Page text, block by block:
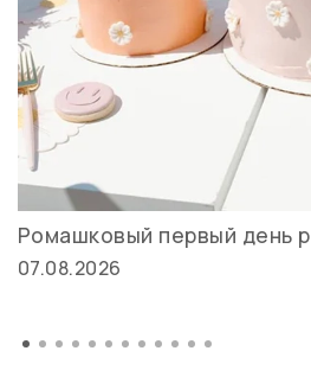
Ромашковый первый день
07.08.2026